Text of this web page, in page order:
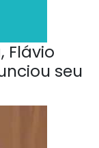
Flávio
seu